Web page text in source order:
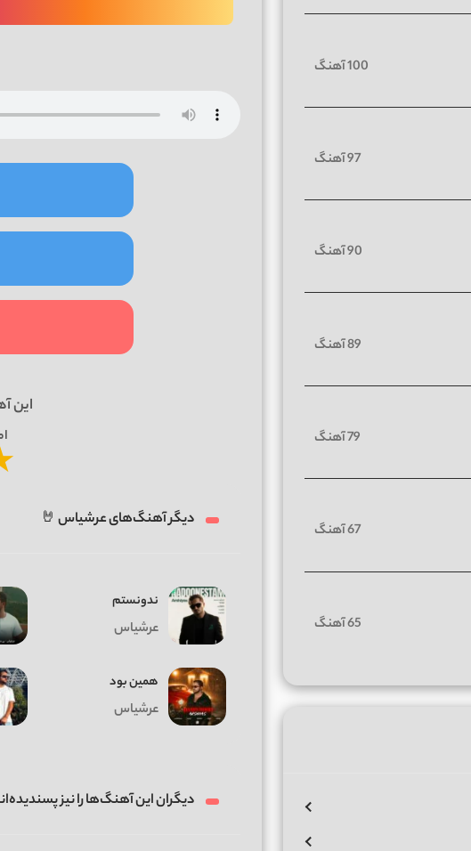
این
دیگر آهنگ‌های عرشیاس 🤘
ندونستم
عرشیاس
همین بود
عرشیاس
دیگران این آهنگ‌ها را نیز
100 آهنگ
97 آهنگ
90 آهنگ
89 آهنگ
79 آهنگ
67 آهنگ
65 آهنگ